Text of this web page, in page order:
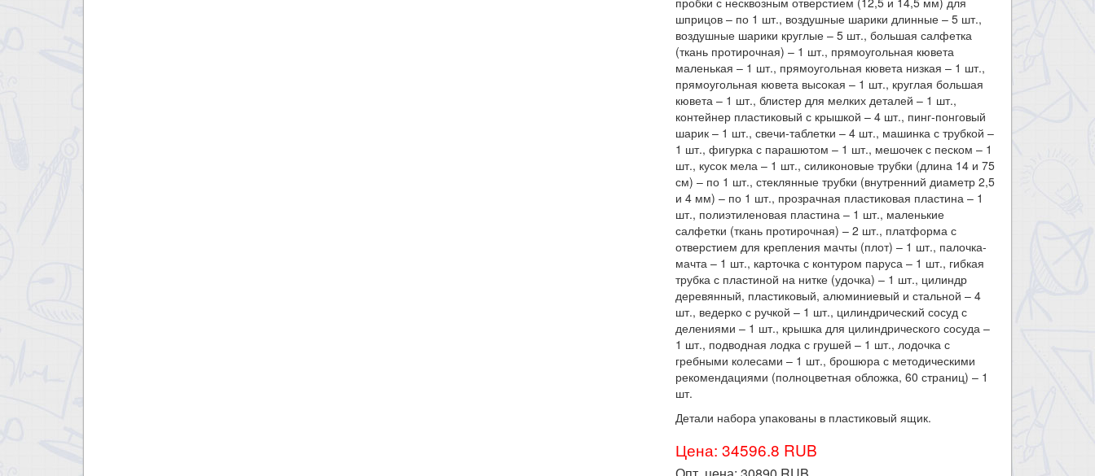
шприцов – по 1 шт., воздушные шарики длинные – 5 шт.,
воздушные шарики круглые – 5 шт., большая салфетка
(ткань протирочная) – 1 шт., прямоугольная кювета
маленькая – 1 шт., прямоугольная кювета низкая – 1 шт.,
прямоугольная кювета высокая – 1 шт., круглая большая
кювета – 1 шт., блистер для мелких деталей – 1 шт.,
контейнер пластиковый с крышкой – 4 шт., пинг-понговый
шарик – 1 шт., свечи-таблетки – 4 шт., машинка с трубкой –
1 шт., фигурка с парашютом – 1 шт., мешочек с песком – 1
шт., кусок мела – 1 шт., силиконовые трубки (длина 14 и 75
см) – по 1 шт., стеклянные трубки (внутренний диаметр 2,5
и 4 мм) – по 1 шт., прозрачная пластиковая пластина – 1
шт., полиэтиленовая пластина – 1 шт., маленькие
салфетки (ткань протирочная) – 2 шт., платформа с
отверстием для крепления мачты (плот) – 1 шт., палочка-
мачта – 1 шт., карточка с контуром паруса – 1 шт., гибкая
трубка с пластиной на нитке (удочка) – 1 шт., цилиндр
деревянный, пластиковый, алюминиевый и стальной – 4
шт., ведерко с ручкой – 1 шт., цилиндрический сосуд с
делениями – 1 шт., крышка для цилиндрического сосуда –
1 шт., подводная лодка с грушей – 1 шт., лодочка с
гребными колесами – 1 шт., брошюра с методическими
рекомендациями (полноцветная обложка, 60 страниц) – 1
шт.
Детали набора упакованы в пластиковый ящик.​
Цена: 34596.8 RUB